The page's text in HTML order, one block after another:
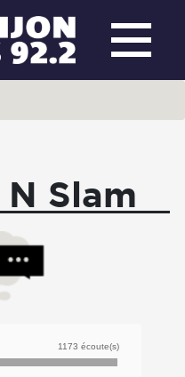
Slam
1173 écoute(s)